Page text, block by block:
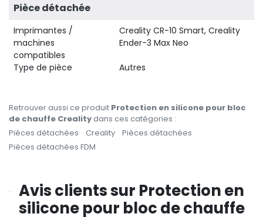
Pièce détachée
Imprimantes /
machines
compatibles
Creality CR-10 Smart, Creality
Ender-3 Max Neo
Type de pièce Autres
Retrouver aussi ce produit Protection en silicone pour bloc
de chauffe Crealitydans ces catégories :
Pièces détachées
Creality
Pièces détachées
Pièces détachées FDM
Avis clients sur Protection en
silicone pour bloc de chauffe